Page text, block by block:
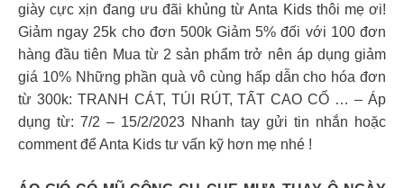
giày cực xịn đang ưu đãi khủng từ Anta Kids thôi mẹ ơi!
Giảm ngay 25k cho đơn 500k Giảm 5% đối với 100 đơn
hàng đầu tiên Mua từ 2 sản phẩm trở nên áp dụng giảm
giá 10% Những phần quà vô cùng hấp dẫn cho hóa đơn
từ 300k: TRANH CÁT, TÚI RÚT, TẤT CAO CỔ … – Áp
dụng từ: 7/2 – 15/2/2023 Nhanh tay gửi tin nhắn hoặc
comment để Anta Kids tư vấn kỹ hơn mẹ nhé !